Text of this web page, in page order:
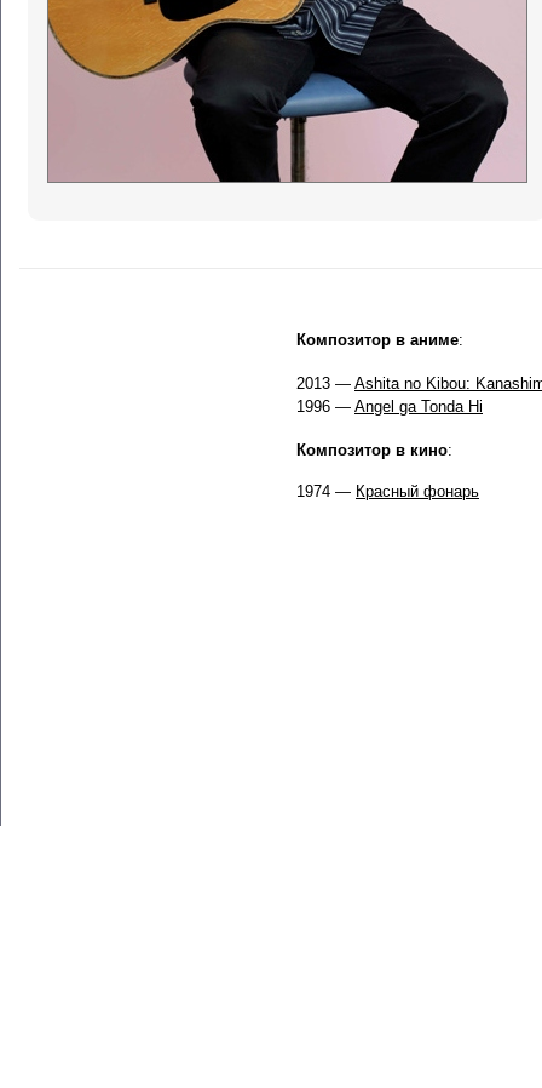
Композитор в аниме:
2013 — Ashita no Kibou:
1996 — Angel ga Tonda Hi
Композитор в кино:
1974 — Красный фонарь